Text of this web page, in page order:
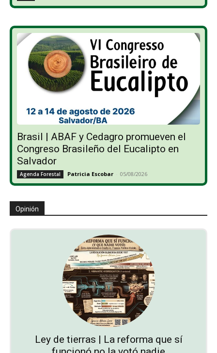
Brasil | ABAF y Cedagro promueven el
Congreso Brasileño del Eucalipto en
Salvador
Agenda Forestal Patricia Escobar - 05/08/2026
Opinión
Ley de tierras | La reforma que sí